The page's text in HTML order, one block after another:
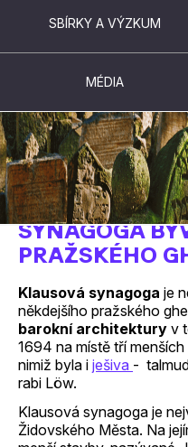
SBÍRKY A VÝZKUM
MÉDIA
KLAUSOVÁ
SYNAGOGA
PRAŽSKÉHO
Klausová synagoga je
někdejšího pražského
barokní architektury v
1694 na místě tří
nimiž byla i ješiva -
rabi Löw.
Klausová synagoga je
Židovského Města. Na